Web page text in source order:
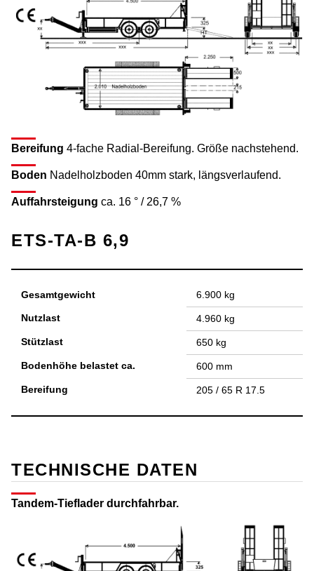
Bereifung 4-fache Radial-Bereifung. Größe nachstehend.
Boden Nadelholzboden 40mm stark, längsverlaufend.
Auffahrsteigung ca. 16 ° / 26,7 %
ETS-TA-B 6,9
Gesamtgewicht 6.900 kg
Nutzlast 4.960 kg
Stützlast 650 kg
Bodenhöhe belastet ca. 600 mm
Bereifung 205 / 65 R 17.5
TECHNISCHE DATEN
Tandem-Tieflader durchfahrbar.